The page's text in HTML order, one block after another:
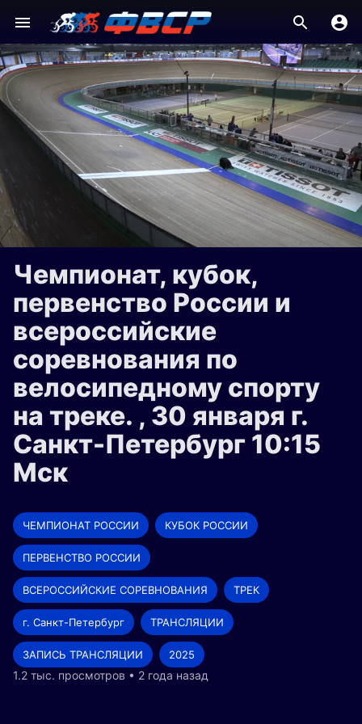
Чемпионат, кубок,
первенство России и
всероссийские
соревнования по
велосипедному спорту
на треке. , 30 января г.
Санкт-Петербург 10:15
Мск
ЧЕМПИОНАТ РОССИИ КУБОК РОССИИ
ПЕРВЕНСТВО РОССИИ
ВСЕРОССИЙСКИЕ СОРЕВНОВАНИЯ ТРЕК
г. Санкт-Петербург ТРАНСЛЯЦИИ
ЗАПИСЬ ТРАНСЛЯЦИИ 2025
1.2 тыс. просмотров • 2 года назад